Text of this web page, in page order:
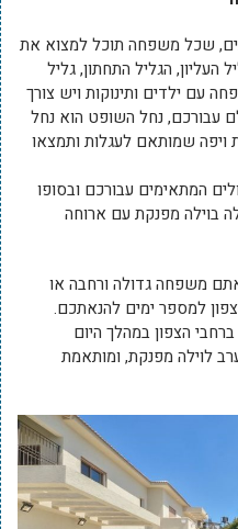
שכל משפחה תוכל למצוא את
העליון, הגליל התחתון, גליל
עם ילדים ותינוקות ויש צורך
עבורכם, נחל השופט הוא נחל
ויפה שמותאם לעגלות ותמצאו
המתאימים עבורכם ובסופו
בוילה מפנקת עם ארוחה
משפחה גדולה ורחבה או
למספר ימים להנאתכם.
הצפון במהלך היום
לוילה מפנקת, ומותאמת